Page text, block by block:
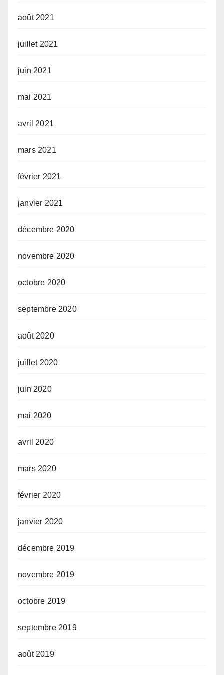
août 2021
juillet 2021
juin 2021
mai 2021
avril 2021
mars 2021
février 2021
janvier 2021
décembre 2020
novembre 2020
octobre 2020
septembre 2020
août 2020
juillet 2020
juin 2020
mai 2020
avril 2020
mars 2020
février 2020
janvier 2020
décembre 2019
novembre 2019
octobre 2019
septembre 2019
août 2019